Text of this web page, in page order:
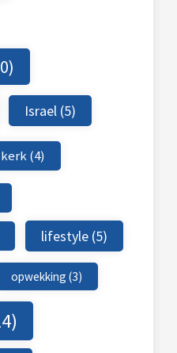
Israel (5)
kerk(4)
lifestyle (5)
opwekking (3)